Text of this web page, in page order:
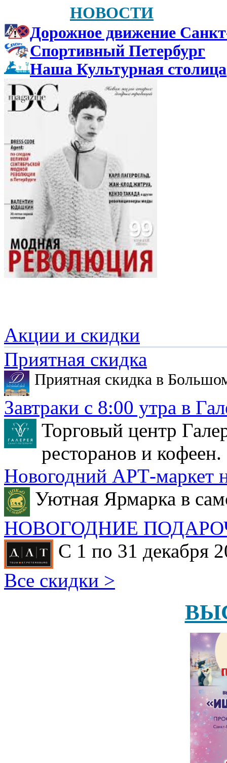
НОВОСТИ
Дорожное движение
Спортивный Петербург
Наша Культурная столица
Акции и скидки
Приятная скидка
Приятная скидка в
Завтраки с 8:00 утра в
Торговый центр
ресторанов и кофеен.
Новогодний АРТ-маркет
Уютная Ярмарка в
НОВОГОДНИЕ
С 1 по 31 декабря
Все скидки >